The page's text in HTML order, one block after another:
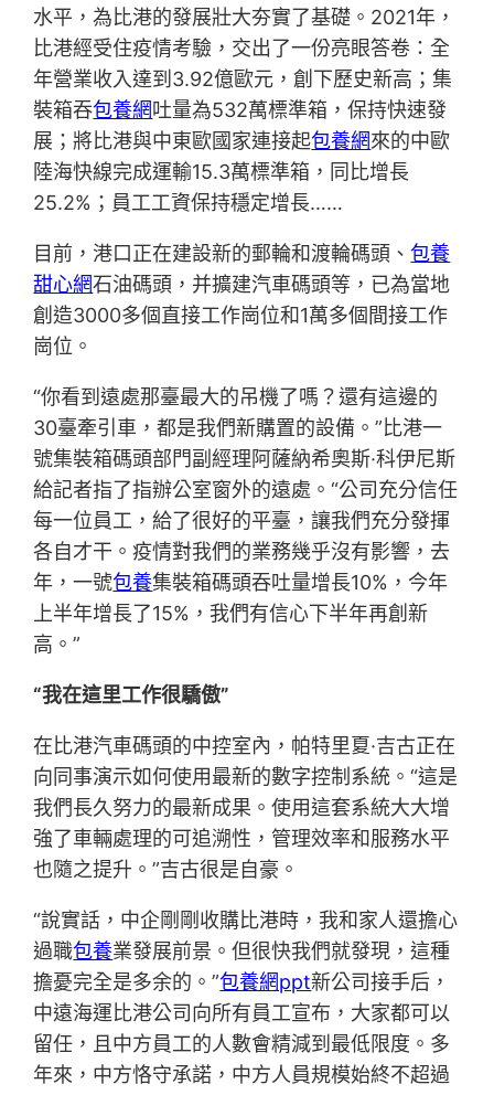
水平，為比港的發展壯大夯實了基礎。2021年，
比港經受住疫情考驗，交出了一份亮眼答卷：全
年營業收入達到3.92億歐元，創下歷史新高；集
裝箱吞包養網吐量為532萬標準箱，保持快速發
展；將比港與中東歐國家連接起包養網來的中歐
陸海快線完成運輸15.3萬標準箱，同比增長
25.2%；員工工資保持穩定增長……
目前，港口正在建設新的郵輪和渡輪碼頭、包養
甜心網石油碼頭，并擴建汽車碼頭等，已為當地
創造3000多個直接工作崗位和1萬多個間接工作
崗位。
“你看到遠處那臺最大的吊機了嗎？還有這邊的
30臺牽引車，都是我們新購置的設備。”比港一
號集裝箱碼頭部門副經理阿薩納希奧斯·科伊尼斯
給記者指了指辦公室窗外的遠處。“公司充分信任
每一位員工，給了很好的平臺，讓我們充分發揮
各自才干。疫情對我們的業務幾乎沒有影響，去
年，一號包養集裝箱碼頭吞吐量增長10%，今年
上半年增長了15%，我們有信心下半年再創新
高。”
“我在這里工作很驕傲”
在比港汽車碼頭的中控室內，帕特里夏·吉古正在
向同事演示如何使用最新的數字控制系統。“這是
我們長久努力的最新成果。使用這套系統大大增
強了車輛處理的可追溯性，管理效率和服務水平
也隨之提升。”吉古很是自豪。
“說實話，中企剛剛收購比港時，我和家人還擔心
過職包養業發展前景。但很快我們就發現，這種
擔憂完全是多余的。”包養網ppt新公司接手后，
中遠海運比港公司向所有員工宣布，大家都可以
留任，且中方員工的人數會精減到最低限度。多
年來，中方恪守承諾，中方人員規模始終不超過